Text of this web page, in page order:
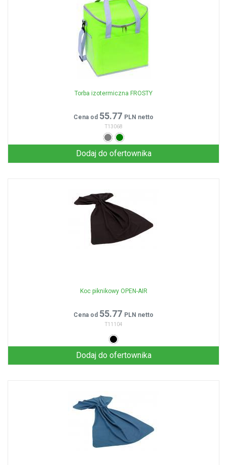
Torba izotermiczna FROSTY
Cena od 55.77 PLN netto
T13068
Dodaj do ofertownika
Koc piknikowy OPEN-AIR
Cena od 55.77 PLN netto
T11104
Dodaj do ofertownika